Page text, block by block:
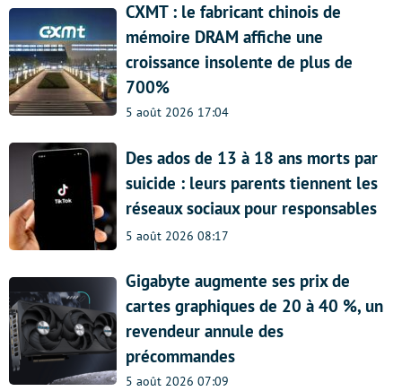
CXMT : le fabricant chinois de
mémoire DRAM affiche une
croissance insolente de plus de
700%
5 août 2026 17:04
Des ados de 13 à 18 ans morts par
suicide : leurs parents tiennent les
réseaux sociaux pour responsables
5 août 2026 08:17
Gigabyte augmente ses prix de
cartes graphiques de 20 à 40 %, un
revendeur annule des
précommandes
5 août 2026 07:09